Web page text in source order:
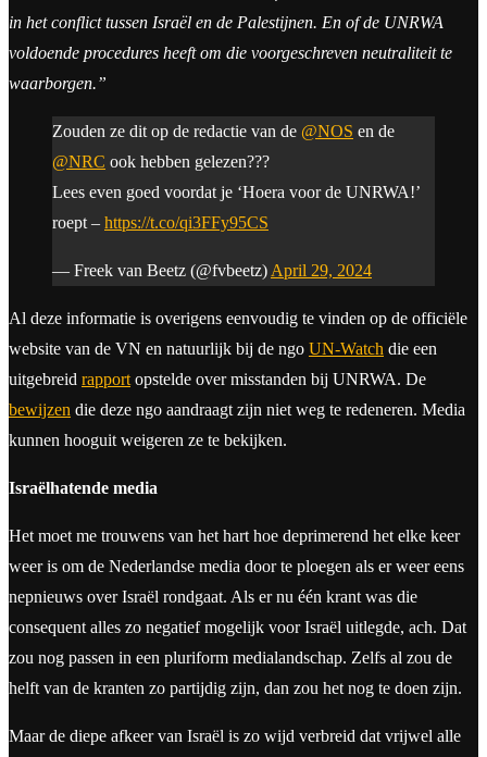
in het conflict tussen Israël en de Palestijnen. En of de UNRWA
voldoende procedures heeft om die voorgeschreven neutraliteit te
waarborgen.”
Zouden ze dit op de redactie van de @NOS en de
@NRC ook hebben gelezen???
Lees even goed voordat je ‘Hoera voor de UNRWA!’
roept – https://t.co/qi3FFy95CS
— Freek van Beetz (@fvbeetz) April 29, 2024
Al deze informatie is overigens eenvoudig te vinden op de officiële
website van de VN en natuurlijk bij de ngo UN-Watch die een
uitgebreid rapport opstelde over misstanden bij UNRWA. De
bewijzen die deze ngo aandraagt zijn niet weg te redeneren. Media
kunnen hooguit weigeren ze te bekijken.
Israëlhatende media
Het moet me trouwens van het hart hoe deprimerend het elke keer
weer is om de Nederlandse media door te ploegen als er weer eens
nepnieuws over Israël rondgaat. Als er nu één krant was die
consequent alles zo negatief mogelijk voor Israël uitlegde, ach. Dat
zou nog passen in een pluriform medialandschap. Zelfs al zou de
helft van de kranten zo partijdig zijn, dan zou het nog te doen zijn.
Maar de diepe afkeer van Israël is zo wijd verbreid dat vrijwel alle